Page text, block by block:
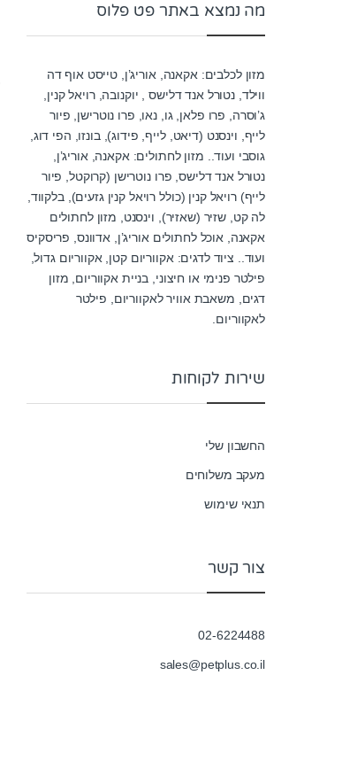
מה נמצא באתר פט פלוס
מזון לכלבים: אקאנה, אוריג’ן, טייסט אוף דה
ווילד, נטורל אנד דלישס , יוקנובה, רויאל קנין,
ג’וסרה, פרו פלאן, גו, נאו, פרו נוטרישן, פיור
לייף, וינסנט (דיאט, לייף, פידוג), בונזו, הפי דוג,
גוסבי ועוד.. מזון לחתולים: אקאנה, אוריג’ן,
נטורל אנד דלישס, פרו נוטרישן (קרוקטל, פיור
לייף) רויאל קנין (כולל רויאל קנין גזעים), בלקווד,
לה קט, שזיר (שאזיר), וינסנט, מזון לחתולים
אקאנה, אוכל לחתולים אוריג’ן, אדוונס, פריסקיס
ועוד.. ציוד לדגים: אקווריום קטן, אקווריום גדול,
פילטר פנימי או חיצוני, בניית אקווריום, מזון
דגים, משאבת אוויר לאקווריום, פילטר
לאקווריום.
שירות לקוחות
החשבון שלי
מעקב משלוחים
תנאי שימוש
צור קשר
02-6224488
sales@petplus.co.il